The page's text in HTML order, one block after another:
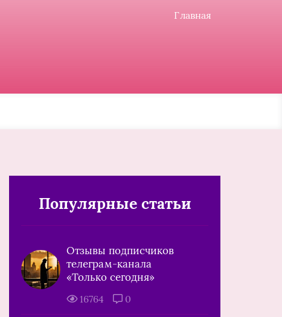
Главная
Популярные статьи
Отзывы подписчиков
телеграм-канала
«Только сегодня»
16764 0